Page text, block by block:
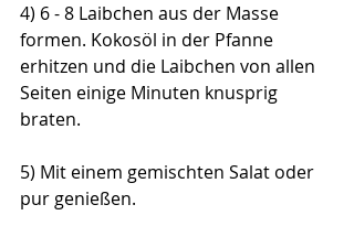
4) 6 - 8 Laibchen aus der Masse
formen. Kokosöl in der Pfanne
erhitzen und die Laibchen von allen
Seiten einige Minuten knusprig
braten.
5) Mit einem gemischten Salat oder
pur genießen.